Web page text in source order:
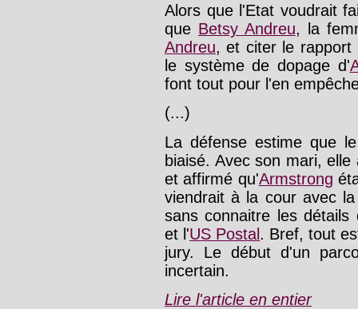
Alors que l'Etat voudrait
que Betsy Andreu, la
Andreu, et citer le rapport
le système de dopage d'
font tout pour l'en
(...)
La défense estime que
biaisé. Avec son mari,
et affirmé qu'Armstrong
viendrait à la cour avec
sans connaitre les
et l'US Postal. Bref, tout
jury. Le début d'un
incertain.
Lire l'article en entier